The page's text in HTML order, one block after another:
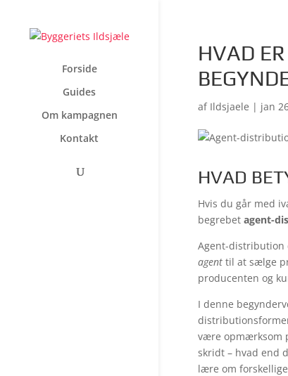
Forside
Guides
Om kampagnen
Kontakt
HVAD
af Ildsjaele | jan
HVAD
Hvis du går med
begrebet agent-
Agent-distribution
agenttil at sælge
producenten og
I denne
være opmærksom
skridt – hvad end
lære om